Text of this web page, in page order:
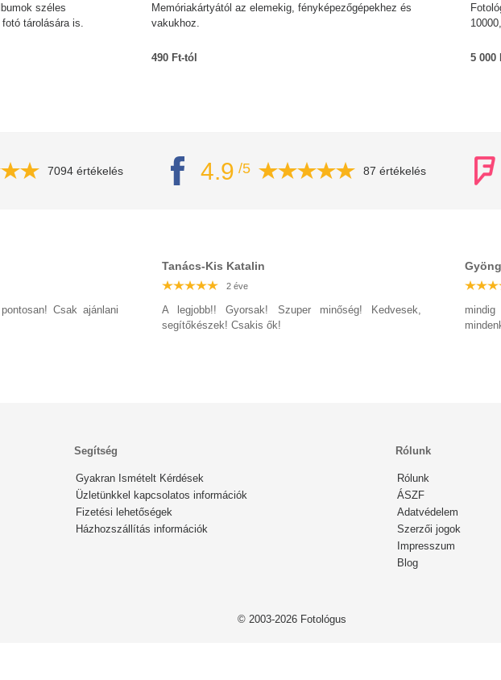
széles
tárolására is.
Memóriakártyától az elemekig, fényképezőgépekhez és
vakukhoz.
490 Ft-tól 5 000
7094 értékelés 4.9 /5 87 értékelés
Csak ajánlani
Tanács-Kis Katalin
2 éve
A legjobb!! Gyorsak! Szuper minőség! Kedvesek,
segítőkészek! Csakis ők!
2 éve
2 éve
2 éve
2 éve
2 éve
2 éve
Segítség
Gyakran Ismételt Kérdések
Üzletünkkel kapcsolatos információk
Fizetési lehetőségek
Házhozszállítás információk
Rólunk
Rólunk
ÁSZF
Adatvédelem
Szerzői jogok
Impresszum
Blog
© 2003-2026 Fotológus